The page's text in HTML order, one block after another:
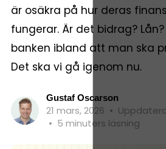
är osäkra på hur deras
fungerar. Är det bidrag?
banken ibland att man ska
Det ska vi gå igenom nu.
Gustaf Oscarson
21 mars, 2026 •
• 5 minuters läsning